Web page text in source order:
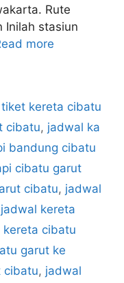
Rute
Inilah stasiun
more
kereta cibatu
cibatu, jadwal ka
bandung cibatu
cibatu garut
cibatu, jadwal
jadwal kereta
kereta cibatu
garut ke
cibatu, jadwal